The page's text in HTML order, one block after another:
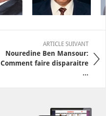
ARTICLE SUIVANT
Nouredine Ben Mansour:
Comment faire disparaitre
...